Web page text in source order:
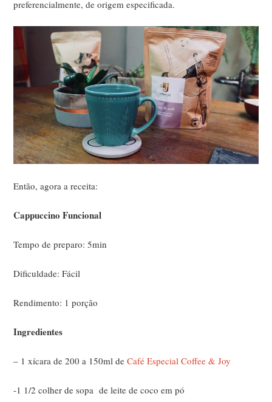
preferencialmente, de origem especificada.
Então, agora a receita:
Cappuccino Funcional
Tempo de preparo: 5min
Dificuldade: Fácil
Rendimento: 1 porção
Ingredientes
– 1 xícara de 200 a 150ml deCafé Especial Coffee & Joy
-1 1/2 colher de sopa de leite de coco em pó